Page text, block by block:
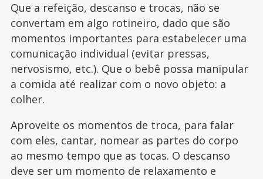
Que a refeição, descanso e trocas, não se
convertam em algo rotineiro, dado que são
momentos importantes para estabelecer uma
comunicação individual (evitar pressas,
nervosismo, etc.). Que o bebê possa manipular
a comida até realizar com o novo objeto: a
colher.
Aproveite os momentos de troca, para falar
com eles, cantar, nomear as partes do corpo
ao mesmo tempo que as tocas. O descanso
deve ser um momento de relaxamento e